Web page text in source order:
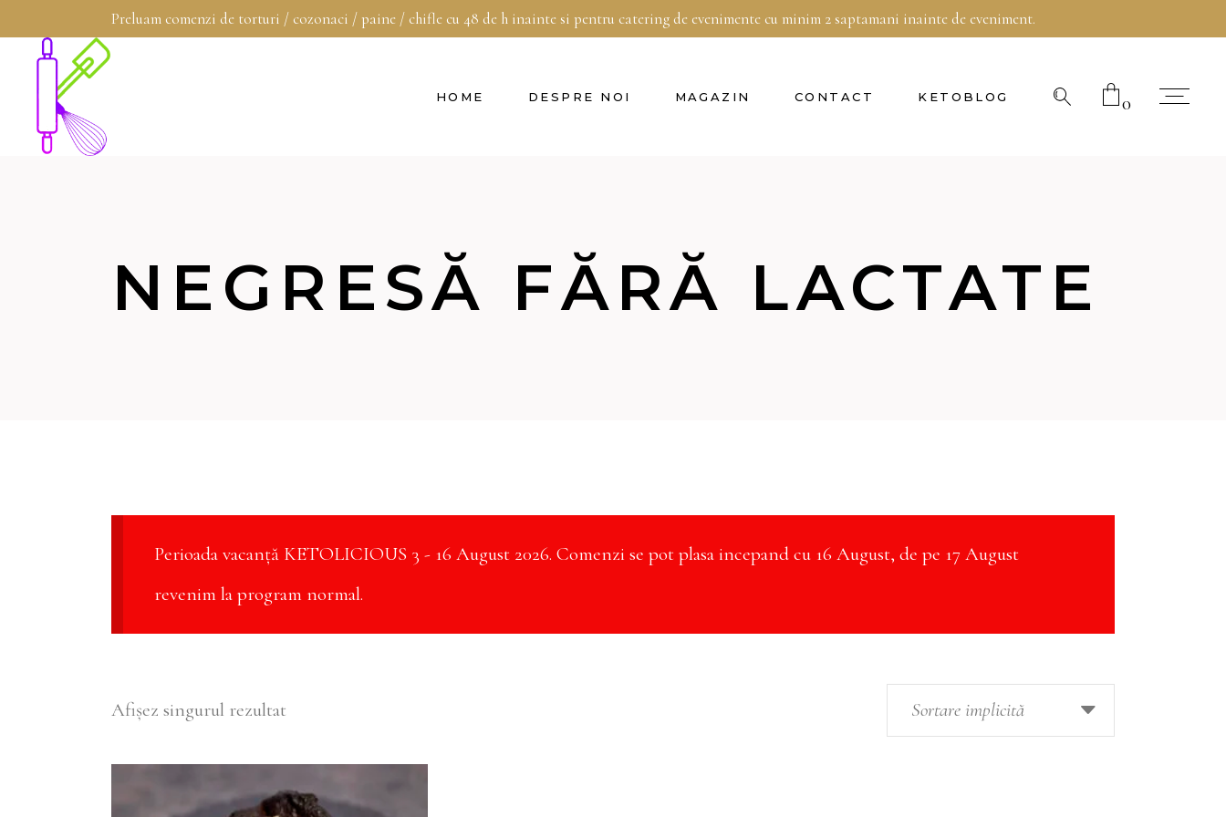
Preluam comenzi de torturi / cozonaci / paine / chifle cu 48 de h inainte si pentru catering de evenimente cu minim 2 saptamani inainte de eveniment.
HOME DESPRE NOI MAGAZIN CONTACT KETOBLOG 0
NEGRESĂ FĂRĂ LACTATE
Perioada vacanță KETOLICIOUS 3 - 16 August 2026. Comenzi se pot plasa incepand cu 16 August, de pe 17 August
revenim la program normal.
Afișez singurul rezultat Sortare implicită